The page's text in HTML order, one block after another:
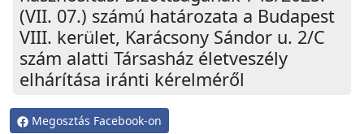
(VII. 07.) számú határozata a Budapest
VIII. kerület, Karácsony Sándor u. 2/C
szám alatti Társasház életveszély
elhárítása iránti kérelméről
Megosztás Facebook-on